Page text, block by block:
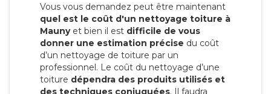
Vous vous demandez peut être maintenant
quel est le coût d'un nettoyage toiture à
Maunyet bien il est difficile de vous
donner une estimation précise du coût
d’un nettoyage de toiture par un
professionnel. Le coût du nettoyage d’une
toiture dépendra des produits utilisés et
des techniques conjuguées. Il faudra